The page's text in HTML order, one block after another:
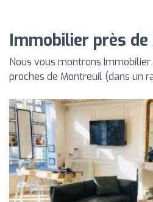
Immobilier près
Nous vous montrons
proches de Montreuil (dans un